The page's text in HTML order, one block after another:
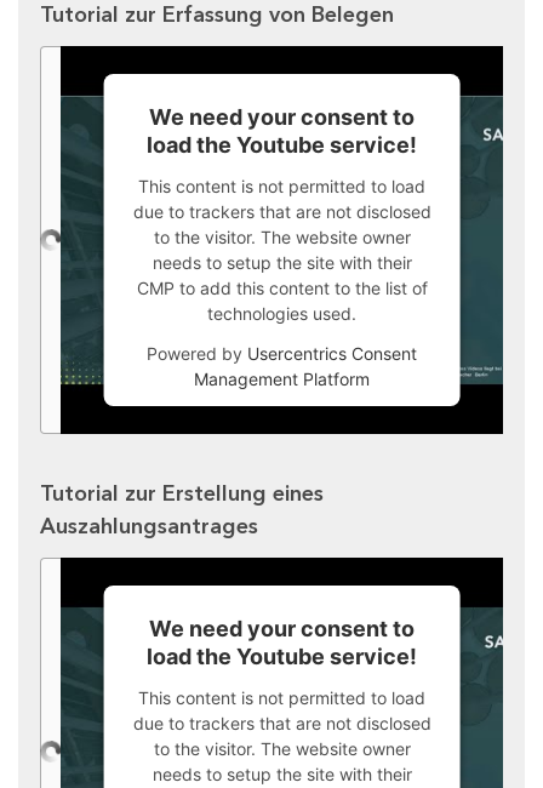
Tutorial zur Erfassung von Belegen
We need your consent to
load the Youtube service!
This content is not permitted to load
due to trackers that are not disclosed
to the visitor. The website owner
needs to setup the site with their
CMP to add this content to the list of
technologies used.
Powered by Usercentrics Consent
Management Platform
Tutorial zur Erstellung eines
Auszahlungsantrages
We need your consent to
load the Youtube service!
This content is not permitted to load
due to trackers that are not disclosed
to the visitor. The website owner
needs to setup the site with their